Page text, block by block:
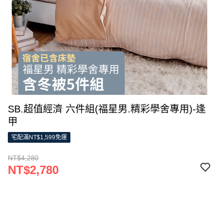
SB.超值經濟 六件組(福星男.精彩學舍專用)-逢
甲
宅配滿NT$1,599免運
NT$4,280
NT$2,780